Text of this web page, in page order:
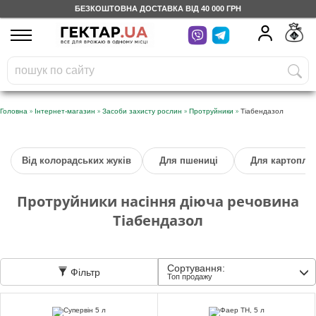
БЕЗКОШТОВНА ДОСТАВКА ВІД 40 000 ГРН
UA
На вашому
бонусному рахунку
грн
Безкоштовно по Україні
Категорії
Щоденник
Доставка
Головна » Інтернет-магазин » Засоби захисту рослин » Протруйники » Тіабендазол
Від колорадських жуків Для пшениці Для картоплі
Протруйники насіння діюча речовина
Тіабендазол
Фільтр Сортування:
Топ продажу